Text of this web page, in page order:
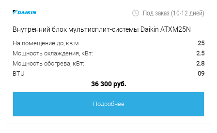
Под заказ (10-12 дней)
Внутренний блок мультисплит-системы Daikin ATXM25N
На помещение до, кв.м
25
Мощность охлаждения, кВт:
2.5
Мощность обогрева, кВт:
2.8
BTU
09
36 300 руб.
Подробнее